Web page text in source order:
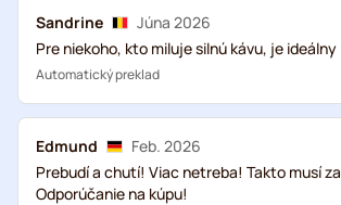
Sandrine
Júna 2026
Pre niekoho, kto miluje silnú kávu, je ideálny
Automatický preklad
Edmund
Feb. 2026
Prebudí a chutí! Viac netreba! Takto musí
Odporúčanie na kúpu!